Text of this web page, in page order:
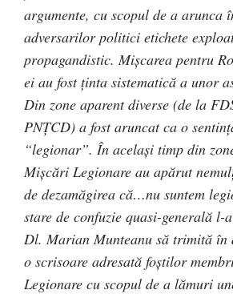
argumente, cu scopul de a arunca
adversarilor politici etichete
propagandistic. Mişcarea pentru
ei au fost ţinta sistematică a unor
Din zone aparent diverse (de la
PNŢCD) a fost aruncat ca o
“legionar”. În acelaşi timp din
Mişcări Legionare au apărut
de dezamăgirea că…nu suntem
stare de confuzie quasi-generală l-
Dl. Marian Munteanu să trimită în
o scrisoare adresată foştilor
Legionare cu scopul de a lămuri